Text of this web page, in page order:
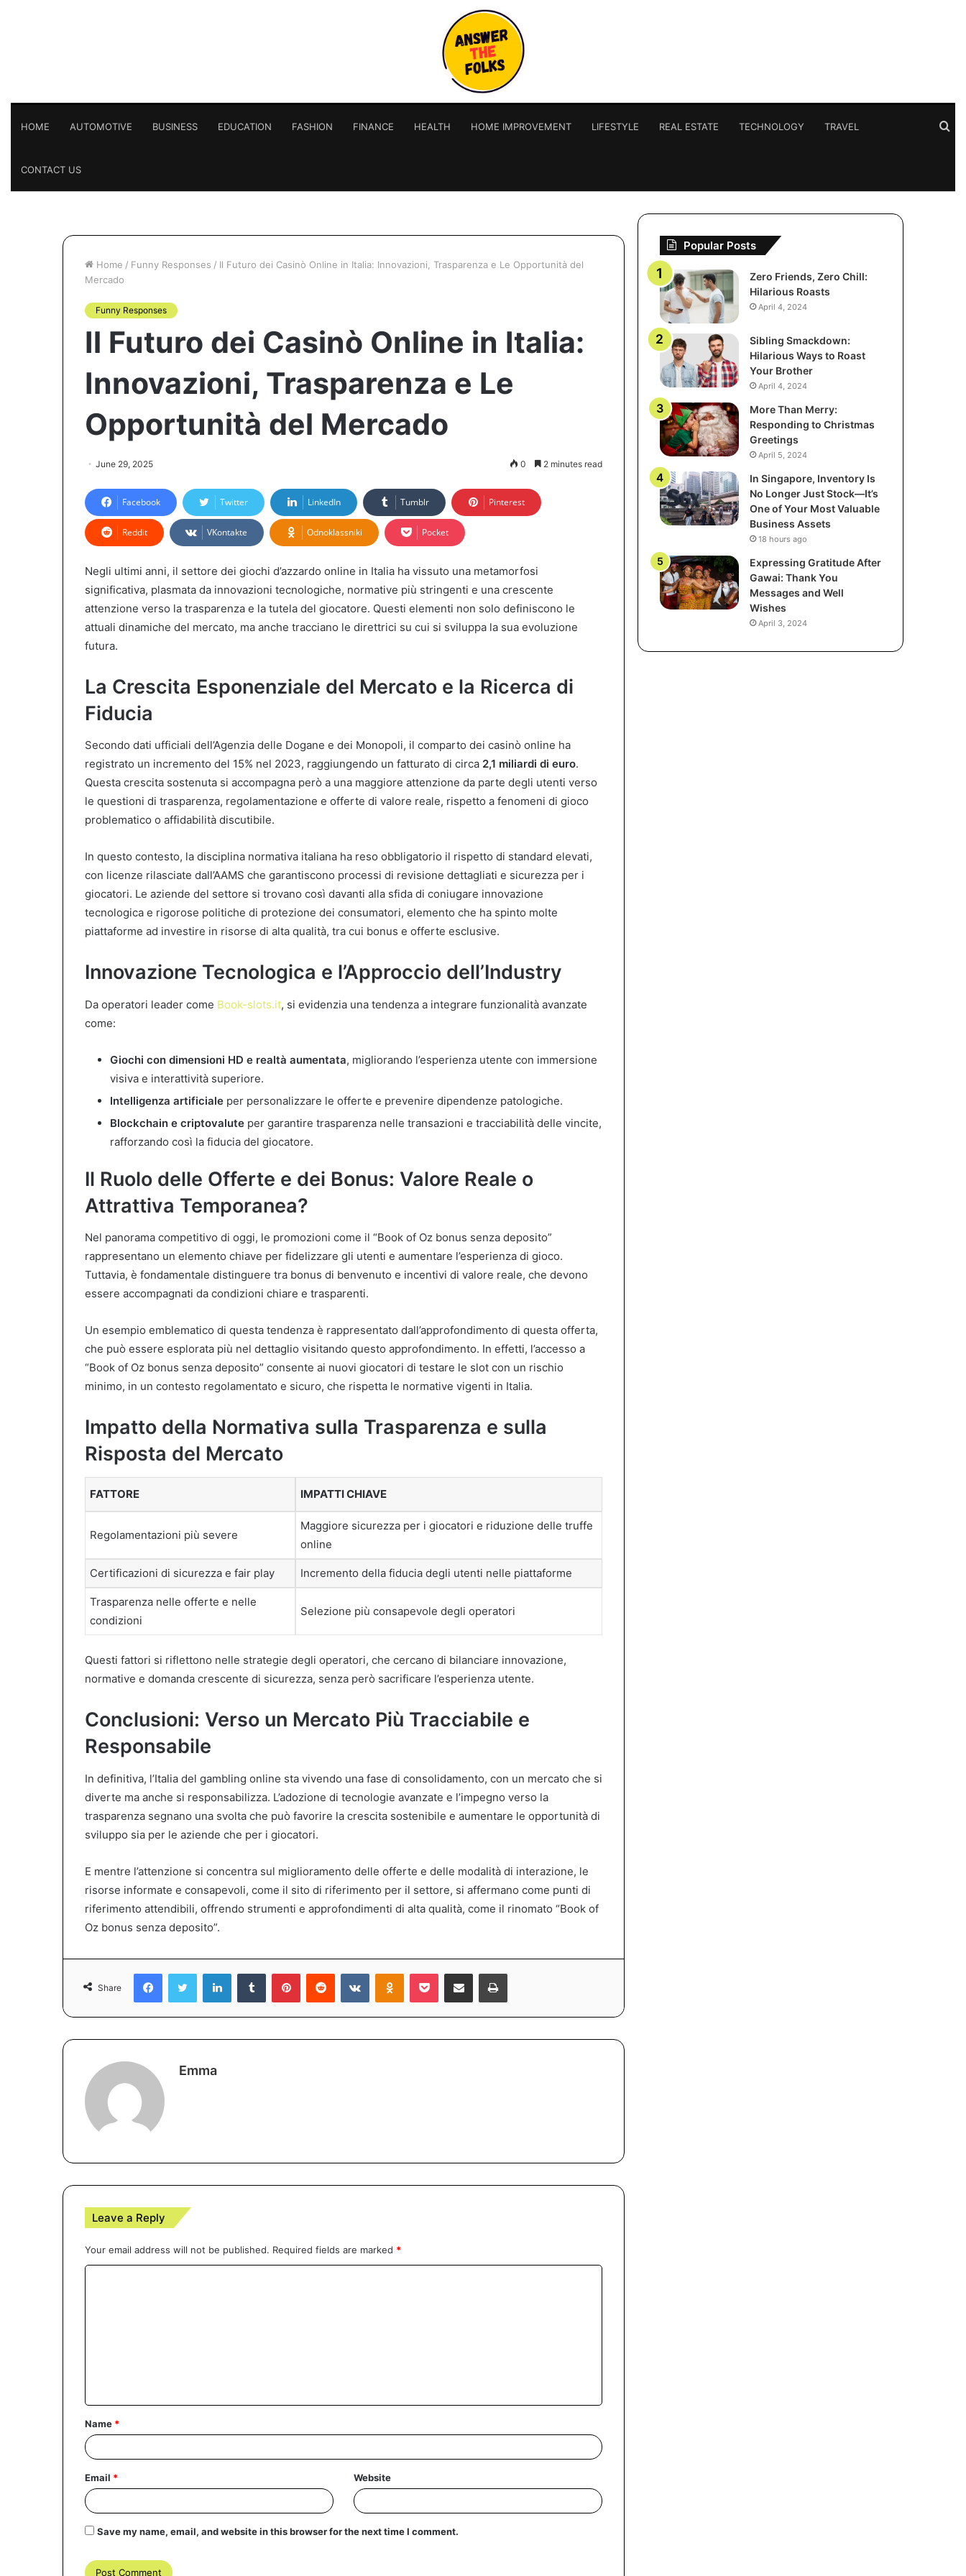
HOME AUTOMOTIVE BUSINESS EDUCATION FASHION FINANCE HEALTH HOME IMPROVEMENT LIFESTYLE REAL ESTATE TECHNOLOGY TRAVEL
CONTACT US
Home / Funny Responses / Il Futuro dei Casinò Online in Italia: Innovazioni, Trasparenza e Le Opportunità del
Mercado
Funny Responses
Il Futuro dei Casinò Online in Italia:
Innovazioni, Trasparenza e Le
Opportunità del Mercado
June 29, 2025 0 2 minutes read
Facebook Twitter LinkedIn Tumblr Pinterest
Reddit VKontakte Odnoklassniki Pocket
Negli ultimi anni, il settore dei giochi d’azzardo online in Italia ha vissuto una metamorfosi
significativa, plasmata da innovazioni tecnologiche, normative più stringenti e una crescente
attenzione verso la trasparenza e la tutela del giocatore. Questi elementi non solo definiscono le
attuali dinamiche del mercato, ma anche tracciano le direttrici su cui si sviluppa la sua evoluzione
futura.
La Crescita Esponenziale del Mercato e la Ricerca di
Fiducia
Secondo dati ufficiali dell’Agenzia delle Dogane e dei Monopoli, il comparto dei casinò online ha
registrato un incremento del 15% nel 2023, raggiungendo un fatturato di circa 2,1 miliardi di euro.
Questa crescita sostenuta si accompagna però a una maggiore attenzione da parte degli utenti verso
le questioni di trasparenza, regolamentazione e offerte di valore reale, rispetto a fenomeni di gioco
problematico o affidabilità discutibile.
In questo contesto, la disciplina normativa italiana ha reso obbligatorio il rispetto di standard elevati,
con licenze rilasciate dall’AAMS che garantiscono processi di revisione dettagliati e sicurezza per i
giocatori. Le aziende del settore si trovano così davanti alla sfida di coniugare innovazione
tecnologica e rigorose politiche di protezione dei consumatori, elemento che ha spinto molte
piattaforme ad investire in risorse di alta qualità, tra cui bonus e offerte esclusive.
Innovazione Tecnologica e l’Approccio dell’Industry
Da operatori leader come Book-slots.it, si evidenzia una tendenza a integrare funzionalità avanzate
come:
Giochi con dimensioni HD e realtà aumentata, migliorando l’esperienza utente con immersione
visiva e interattività superiore.
Intelligenza artificiale per personalizzare le offerte e prevenire dipendenze patologiche.
Blockchain e criptovalute per garantire trasparenza nelle transazioni e tracciabilità delle vincite,
rafforzando così la fiducia del giocatore.
Il Ruolo delle Offerte e dei Bonus: Valore Reale o
Attrattiva Temporanea?
Nel panorama competitivo di oggi, le promozioni come il “Book of Oz bonus senza deposito”
rappresentano un elemento chiave per fidelizzare gli utenti e aumentare l’esperienza di gioco.
Tuttavia, è fondamentale distinguere tra bonus di benvenuto e incentivi di valore reale, che devono
essere accompagnati da condizioni chiare e trasparenti.
Un esempio emblematico di questa tendenza è rappresentato dall’approfondimento di questa offerta,
che può essere esplorata più nel dettaglio visitando questo approfondimento. In effetti, l’accesso a
“Book of Oz bonus senza deposito” consente ai nuovi giocatori di testare le slot con un rischio
minimo, in un contesto regolamentato e sicuro, che rispetta le normative vigenti in Italia.
Impatto della Normativa sulla Trasparenza e sulla
Risposta del Mercato
FATTORE IMPATTI CHIAVE
Regolamentazioni più severe
Maggiore sicurezza per i giocatori e riduzione delle truffe
online
Certificazioni di sicurezza e fair play Incremento della fiducia degli utenti nelle piattaforme
Trasparenza nelle offerte e nelle
condizioni
Selezione più consapevole degli operatori
Questi fattori si riflettono nelle strategie degli operatori, che cercano di bilanciare innovazione,
normative e domanda crescente di sicurezza, senza però sacrificare l’esperienza utente.
Conclusioni: Verso un Mercato Più Tracciabile e
Responsabile
In definitiva, l’Italia del gambling online sta vivendo una fase di consolidamento, con un mercato che si
diverte ma anche si responsabilizza. L’adozione di tecnologie avanzate e l’impegno verso la
trasparenza segnano una svolta che può favorire la crescita sostenibile e aumentare le opportunità di
sviluppo sia per le aziende che per i giocatori.
E mentre l’attenzione si concentra sul miglioramento delle offerte e delle modalità di interazione, le
risorse informate e consapevoli, come il sito di riferimento per il settore, si affermano come punti di
riferimento attendibili, offrendo strumenti e approfondimenti di alta qualità, come il rinomato “Book of
Oz bonus senza deposito”.
Share
FacebookTwitter LinkedInTumblr PinterestReddit VKontakteOdnoklassniki
Pocket Share via Email Print
Emma
Leave a Reply
Your email address will not be published. Required fields are marked *
t
*
Name *
Email * Website
Save my name, email, and website in this browser for the next time I comment.
Popular Posts
Zero Friends, Zero Chill:
Hilarious Roasts
April 4, 2024
Sibling Smackdown:
Hilarious Ways to Roast
Your Brother
April 4, 2024
More Than Merry:
Responding to Christmas
Greetings
April 5, 2024
In Singapore, Inventory Is
No Longer Just Stock—It’s
One of Your Most Valuable
Business Assets
18 hours ago
Expressing Gratitude After
Gawai: Thank You
Messages and Well
Wishes
April 3, 2024